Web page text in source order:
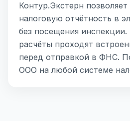
Контур.Экстерн позволяет
налоговую отчётность в
без посещения
расчёты проходят
перед отправкой в ФНС.
ООО на любой системе